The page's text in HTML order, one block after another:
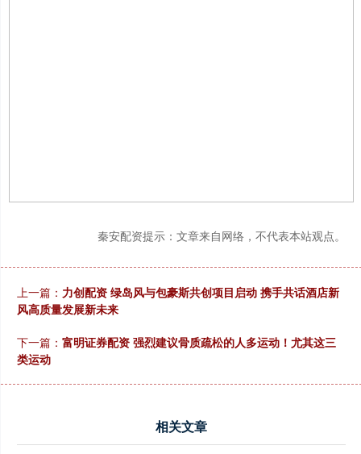
秦安配资提示：文章来自网络，不代表本站观点。
上一篇： 力创配资 绿岛风与包豪斯共创项目启动 携手共话酒店新
风高质量发展新未来
下一篇： 富明证券配资 强烈建议骨质疏松的人多运动！尤其这三
类运动
相关文章